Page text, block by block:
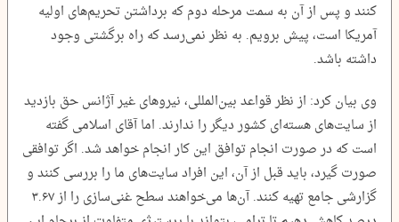
کنند و پس از آن به سمت مرحله دوم که برداشتن تحریم‌های اولیه
آمریکا است، پیش برویم. به نظر نمی‌رسد که راه برگشتی وجود
داشته باشد.
وی بیان کرد: از نظر قواعد بین‌المللی، نیروهای غیر آژانس حق بازدید
از سایت‌های هسته‌ای کشور دیگر را ندارند. اما آقای اسلامی گفته
است که در صورت انجام توافق این کار انجام خواهد شد. اگر توافقی
صورت گیرد، باید قبل از آن، این افراد سایت‌های ما را بررسی کنند و
گزارشی جامع تهیه کنند. آن‌ها می‌خواهند سطح غنی‌سازی را از ۳.۶۷